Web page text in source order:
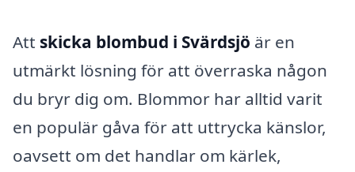
Att skicka blombud i Svärdsjö är en
utmärkt lösning för att överraska någon
du bryr dig om. Blommor har alltid varit
en populär gåva för att uttrycka känslor,
oavsett om det handlar om kärlek,